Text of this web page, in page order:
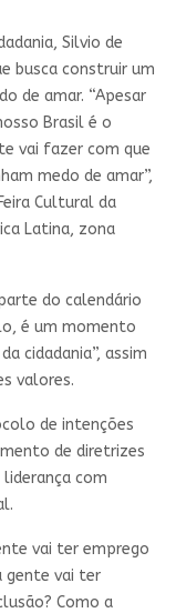
Silvio de
busca construir um
de amar. “Apesar
Brasil é o
vai fazer com que
medo de amar”,
Cultural da
Latina, zona
do calendário
é um momento
cidadania”, assim
valores.
de intenções
de diretrizes
com
vai ter emprego
gente vai ter
Como a